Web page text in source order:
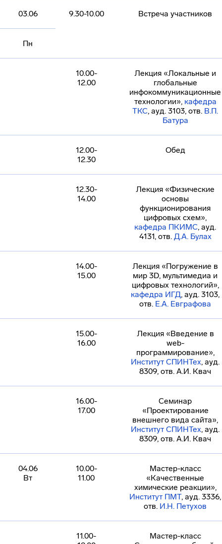
03.06 9.30-10.00 Встреча участников
Пн
10.00-
12.00
Лекция «Локальные и
глобальные
инфокоммуникационные
технологии», кафедра
ТКС, ауд. 3103, отв. В.П.
Батура
12.00-
12.30
Обед
12.30-
14.00
Лекция «Физические
основы
функционирования
цифровых схем»,
кафедра ПКИМС, ауд.
4131, отв. Д.А. Булах
14.00-
15.00
Лекция «Погружение в
мир 3D, мультимедиа и
цифровых технологий»,
кафедра ИГД, ауд. 3103,
отв. Е.А. Евграфова
15.00-
16.00
Лекция «Введение в
web-
программирование»,
Институт СПИНТех, ауд.
8309, отв. А.И. Квач
16.00-
17.00
Семинар
«Проектирование
внешнего вида сайта»,
Институт СПИНТех, ауд.
8309, отв. А.И. Квач
04.06
Вт
10.00-
11.00
Мастер-класс
«Качественные
химические реакции»,
Институт ПМТ, ауд. 3336,
отв. И.Н. Петухов
11.00-
Мастер-класс